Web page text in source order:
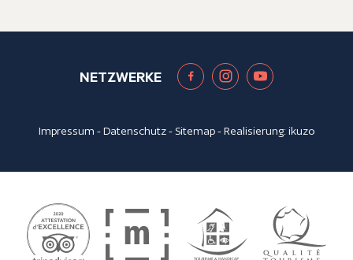
NETZWERKE
Impressum -Datenschutz- Sitemap- Realisierung:ikuzo